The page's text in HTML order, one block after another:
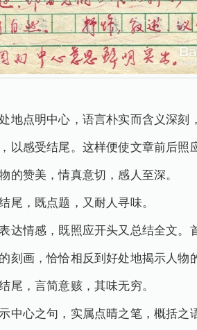
地点明中心，语言朴实而含义深刻
以感受结尾。这样便使文章前后照
的赞美，情真意切，感人至深。
尾，既点题，又耐人寻味。
达情感，既照应开头又总结全文。
刻画，恰恰相反到好处地揭示人物
尾，言简意赅，其味无穷。
中心之句，实属点晴之笔，概括之